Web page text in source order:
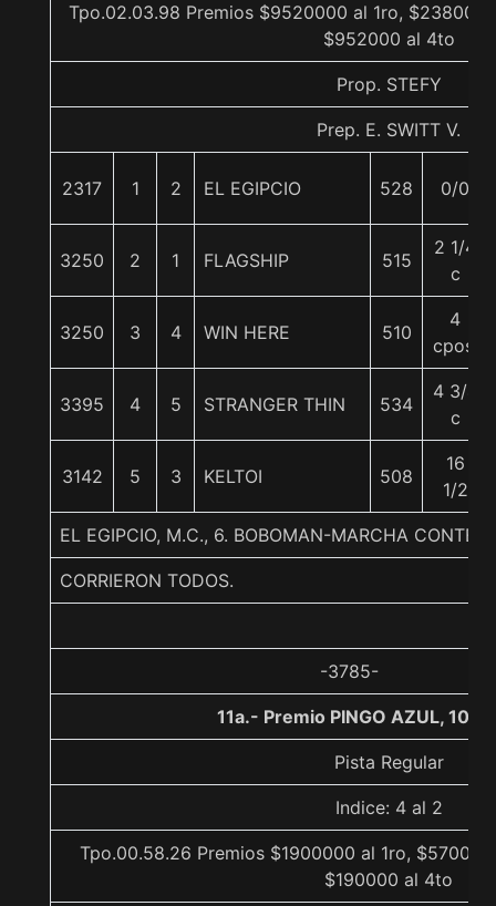
Tpo.02.03.98 Premios $9520000 al 1ro,
$952000 al 4to
Prop. STEFY
Prep. E. SWITT V.
2317 1 2 EL EGIPCIO 528 0/0
3250 2 1 FLAGSHIP 515
2 1/4
c
3250 3 4 WIN HERE 510
4
cpos.
3395 4 5 STRANGER THIN 534
4 3/4
c
3142 5 3 KELTOI 508
16
1/2
EL EGIPCIO, M.C., 6. BOBOMAN-MARCHA
CORRIERON TODOS.
-3785-
11a.- Premio PINGO AZUL,
Pista Regular
Indice: 4 al 2
Tpo.00.58.26 Premios $1900000 al 1ro,
$190000 al 4to